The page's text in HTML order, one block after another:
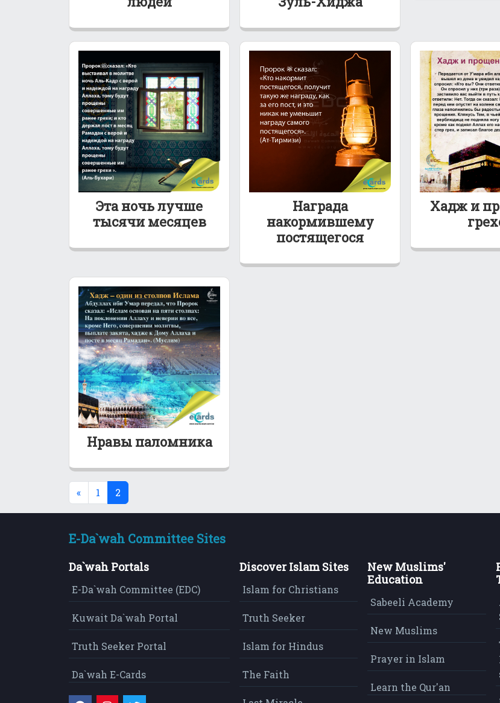
Эта ночь лучше
тысячи месяцев
Награда
накормившему
постящегося
Хадж и
Нравы паломника
« 1 2
E-Da`wah Committee Sites
Da`wah Portals
E-Da`wah Committee (EDC)
Kuwait Da`wah Portal
Truth Seeker Portal
Da`wah E-Cards
Discover Islam Sites
Islam for Christians
Truth Seeker
Islam for Hindus
The Faith
New Muslims'
Education
Sabeeli Academy
New Muslims
Prayer in Islam
Learn the Qur'an